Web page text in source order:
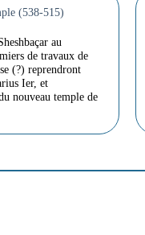
(538-515)
au
de travaux de
(?) reprendront
Ier, et
nouveau temple de